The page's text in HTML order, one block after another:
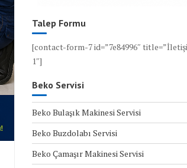
Talep Formu
[contact-form-7 id=”7e84996″
1″]
Beko Servisi
Beko Bulaşık Makinesi Servisi
Beko Buzdolabı Servisi
Beko Çamaşır Makinesi Servisi